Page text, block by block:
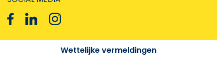
Wettelijke vermeldingen